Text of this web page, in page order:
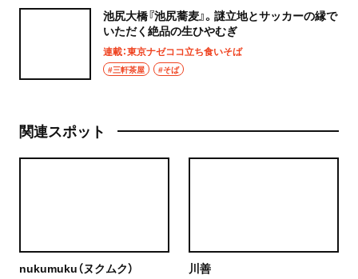
池尻大橋『池尻蕎麦』。謎立地とサッカーの縁で
いただく絶品の生ひやむぎ
連載：東京ナゼココ立ち食いそば
#三軒茶屋 #そば
関連スポット
nukumuku（ヌクムク） 川善